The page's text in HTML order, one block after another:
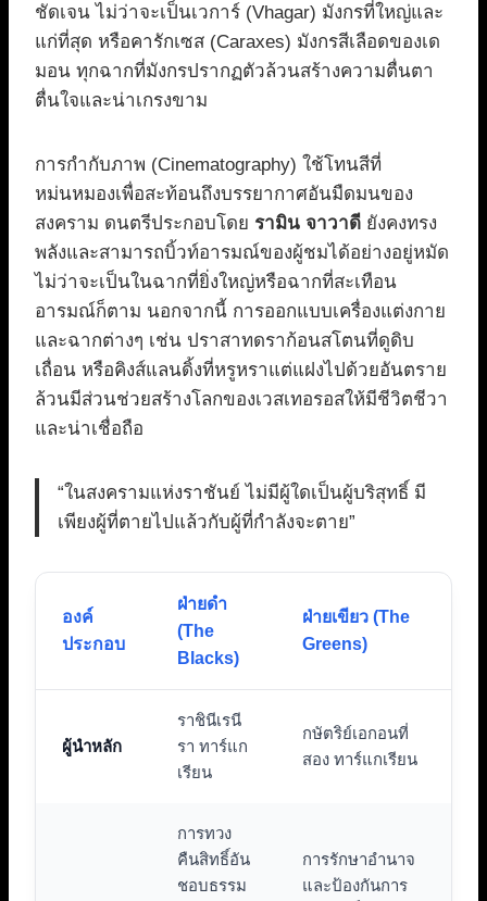
ชัดเจน ไม่ว่าจะเป็นเวการ์ (Vhagar) มังกรที่ใหญ่และ
แก่ที่สุด หรือคารักเซส (Caraxes) มังกรสีเลือดของเด
มอน ทุกฉากที่มังกรปรากฏตัวล้วนสร้างความตื่นตา
ตื่นใจและน่าเกรงขาม
การกำกับภาพ (Cinematography) ใช้โทนสีที่
หม่นหมองเพื่อสะท้อนถึงบรรยากาศอันมืดมนของ
สงคราม ดนตรีประกอบโดย รามิน จาวาดี ยังคงทรง
พลังและสามารถบิ้วท์อารมณ์ของผู้ชมได้อย่างอยู่หมัด
ไม่ว่าจะเป็นในฉากที่ยิ่งใหญ่หรือฉากที่สะเทือน
อารมณ์ก็ตาม นอกจากนี้ การออกแบบเครื่องแต่งกาย
และฉากต่างๆ เช่น ปราสาทดราก้อนสโตนที่ดูดิบ
เถื่อน หรือคิงส์แลนดิ้งที่หรูหราแต่แฝงไปด้วยอันตราย
ล้วนมีส่วนช่วยสร้างโลกของเวสเทอรอสให้มีชีวิตชีวา
และน่าเชื่อถือ
“ในสงครามแห่งราชันย์ ไม่มีผู้ใดเป็นผู้บริสุทธิ์ มี
เพียงผู้ที่ตายไปแล้วกับผู้ที่กำลังจะตาย”
องค์
ประกอบ
ฝ่ายดำ
(The
Blacks)
ฝ่ายเขียว (The
Greens)
ผู้นำหลัก
ราชินีเรนี
รา ทาร์แก
เรียน
กษัตริย์เอกอนที่
สอง ทาร์แกเรียน
การทวง
คืนสิทธิ์อัน
ชอบธรรม
การรักษาอำนาจ
และป้องกันการ